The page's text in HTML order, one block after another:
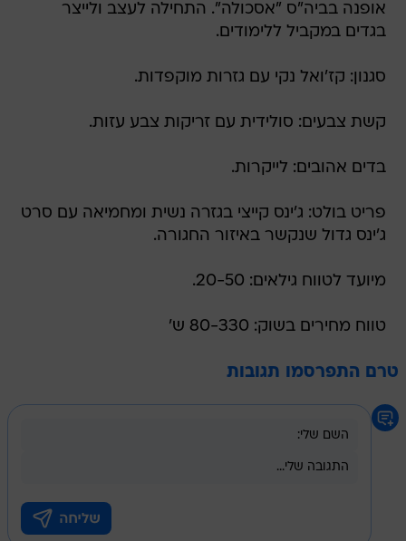
אופנה בביה"ס "אסכולה". התחילה לעצב ולייצר
בגדים במקביל ללימודים.
סגנון: קז'ואל נקי עם גזרות מוקפדות.
קשת צבעים: סולידית עם זריקות צבע עזות.
בדים אהובים: לייקרות.
פריט בולט: ג'ינס קייצי בגזרה נשית ומחמיאה עם סרט
ג'ינס גדול שנקשר באיזור החגורה.
מיועד לטווח גילאים: 20-50.
טווח מחירים בשוק: 80-330 ש'
טרם התפרסמו תגובות